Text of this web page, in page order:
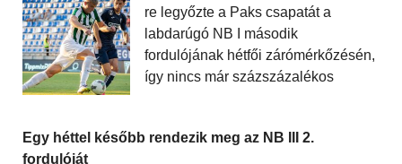
re legyőzte a Paks csapatát a
labdarúgó NB I második
fordulójának hétfői zárómérkőzésén,
így nincs már százszázalékos
Egy héttel később rendezik meg az NB III 2.
fordulóját